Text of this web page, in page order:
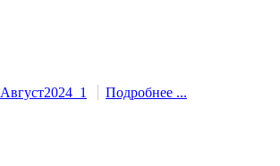
Август2024_1 Подробнее ...